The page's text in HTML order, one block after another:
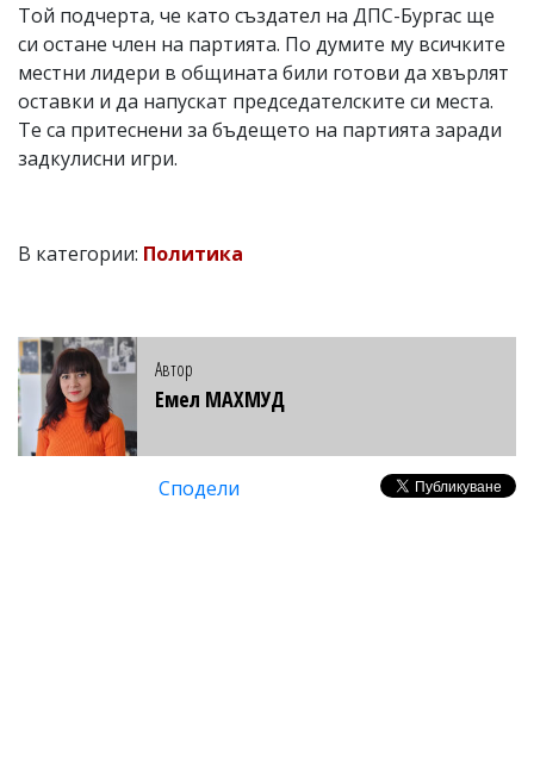
Той подчерта, че като създател на ДПС-Бургас ще
си остане член на партията. По думите му всичките
местни лидери в общината били готови да хвърлят
оставки и да напускат председателските си места.
Те са притеснени за бъдещето на партията заради
задкулисни игри.
В категории: Политика
Автор
Емел МАХМУД
Сподели